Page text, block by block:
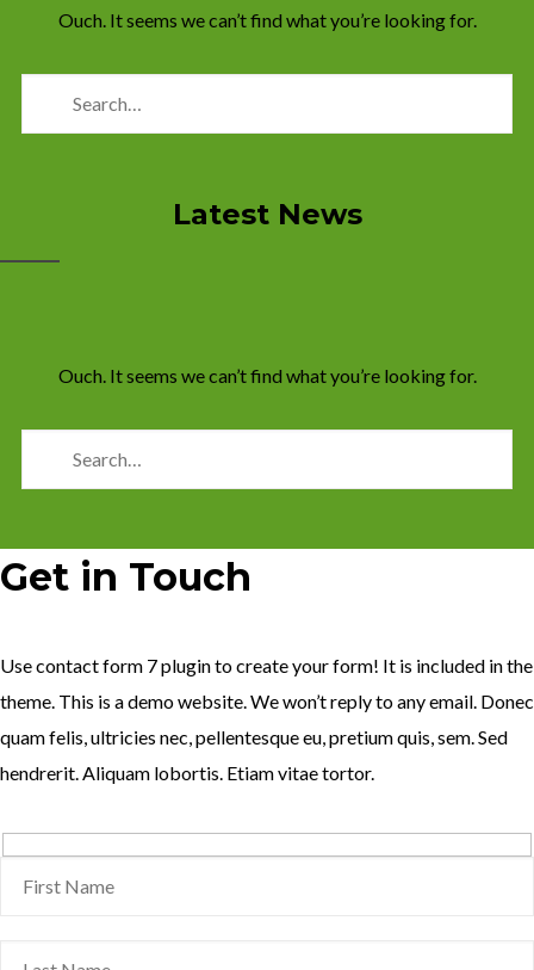
Ouch. It seems we can’t find what you’re looking for.
Latest News
Ouch. It seems we can’t find what you’re looking for.
Get in Touch
Use contact form 7 plugin to create your form! It is included in the
theme. This is a demo website. We won’t reply to any email. Donec
quam felis, ultricies nec, pellentesque eu, pretium quis, sem. Sed
hendrerit. Aliquam lobortis. Etiam vitae tortor.